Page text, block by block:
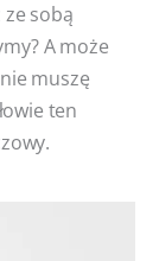
ze sobą
A może
muszę
ten